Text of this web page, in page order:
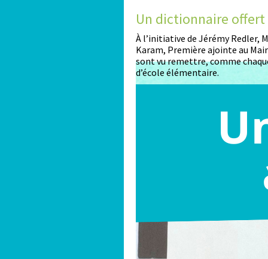
dictionnaire offert aux élèves de CM2
de Jérémy Redler, Maire du 16ème arrondissement de
Première ajointe au Maire, l’ensemble des élèves de CM2
vu remettre, comme chaque année, un dictionnaire en